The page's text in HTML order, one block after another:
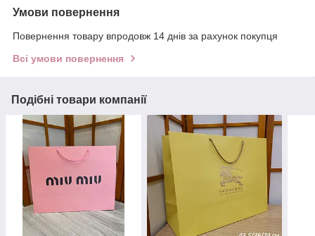
Умови повернення
Повернення товару впродовж 14 днів за рахунок покупця
Всі умови повернення
Подібні товари компанії